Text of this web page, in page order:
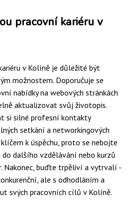
pracovní kariéru v
v Kolíně je důležité být
možnostem. Doporučuje se
nabídky na webových stránkách
aktualizovat svůj životopis.
si silné profesní kontakty
setkání a networkingových
k úspěchu, proto se nebojte
dalšího vzdělávání nebo kurzů
Nakonec, buďte trpěliví a vytrvalí -
ale s odhodláním a
svých pracovních cílů v Kolíně.